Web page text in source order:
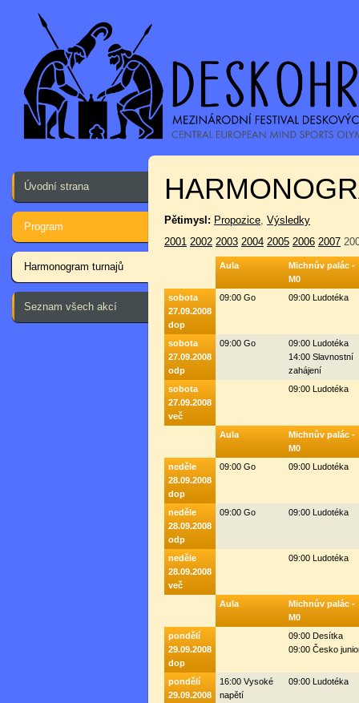
Úvodní strana
Program
Harmonogram turnajů
Seznam všech akcí
Pětimysl: Propozice, Výsledky
2001 2002 2003 2004 2005 2006 2007
Aula
Michnův palác -
M0
sobota
27.09.2008
dop
09:00 Go 09:00 Ludotéka
sobota
27.09.2008
odp
09:00 Go
09:00 Ludotéka
14:00 Slavnostní
zahájení
sobota
27.09.2008
več
09:00 Ludotéka
Aula
Michnův palác -
M0
neděle
28.09.2008
dop
09:00 Go 09:00 Ludotéka
neděle
28.09.2008
odp
09:00 Go 09:00 Ludotéka
neděle
28.09.2008
več
09:00 Ludotéka
Aula
Michnův palác -
M0
pondělí
29.09.2008
dop
09:00 Desítka
09:00 Česko
pondělí
29.09.2008
16:00 Vysoké
napětí
09:00 Ludotéka